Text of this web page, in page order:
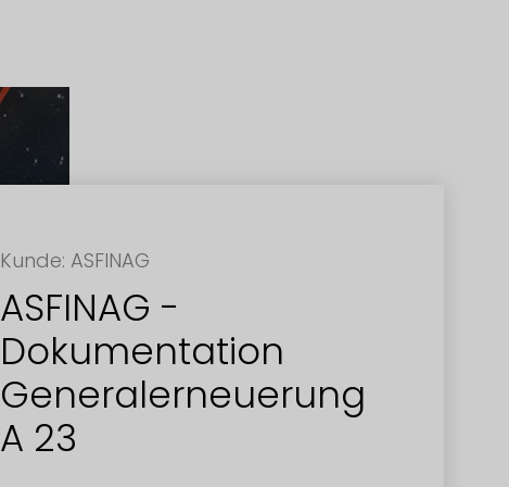
Kunde: ASFINAG
ASFINAG -
Dokumentation
Generalerneuerung
A 23